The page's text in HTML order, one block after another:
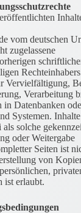
vom deutschen
zugelassene
Vervielfältigung,
Verarbeitung
Datenbanken
Systemen.
solche
oder Weitergabe
Seiten ist
von
ist erlaubt.